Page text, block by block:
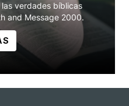
verdades bíblicas
and Message 2000.